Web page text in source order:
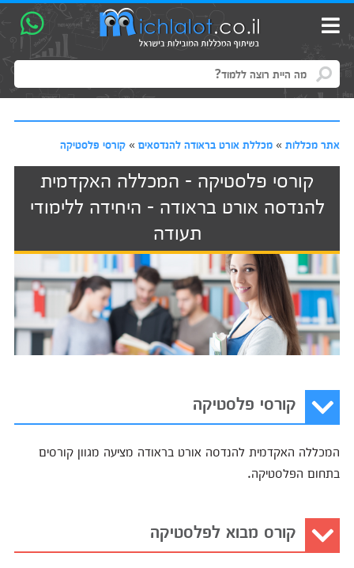
אתר מכללות» מכללת אורט בראודה להנדסאים» קורסי פלסטיקה
קורסי פלסטיקה - המכללה האקדמית
להנדסה אורט בראודה - היחידה ללימודי
תעודה
קורסי פלסטיקה
המכללה האקדמית להנדסה אורט בראודה מציעה מגוון קורסים
בתחום הפלסטיקה.
קורס מבוא לפלסטיקה